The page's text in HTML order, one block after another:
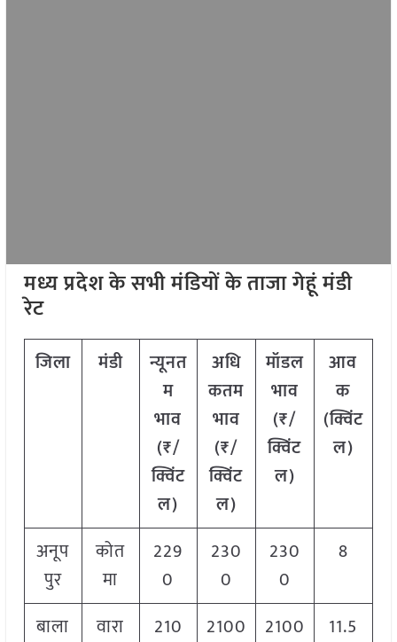
मध्य प्रदेश के सभी मंडियों के ताजा गेहूं मंडी
रेट
जिला मंडी
न्यूनत
म
भाव
(₹/
क्विंट
ल)
अधि
कतम
भाव
(₹/
क्विंट
ल)
मॉडल
भाव
(₹/
क्विंट
ल)
आव
क
(क्विंट
ल)
अनूप
पुर
कोत
मा
229
0
230
0
230
0
8
बाला
वारा
210
2100 2100 11.5